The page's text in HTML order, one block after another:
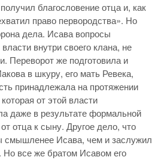
благословение отца и, как
право первородства». Но
дела. Исава вопросы
внутри своего клана, не
Переворот же подготовила и
в шкуру, его мать Ревека,
принадлежала на протяжении
от этой власти
даже в результате формальной
отца к сыну. Другое дело, что
смышленее Исава, чем и заслужил
Но все же братом Исавом его